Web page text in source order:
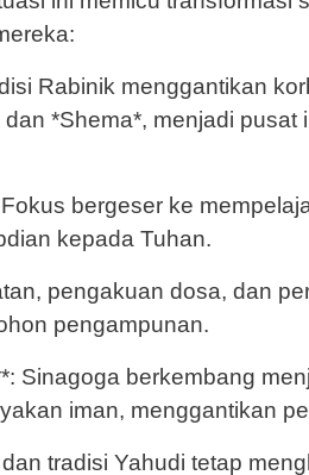
Rabinik menggantikan
*Shema*, menjadi pusat
bergeser ke
kepada Tuhan.
pengakuan dosa, dan
pengampunan.
Sinagoga berkembang
iman, menggantikan
tradisi Yahudi tetap